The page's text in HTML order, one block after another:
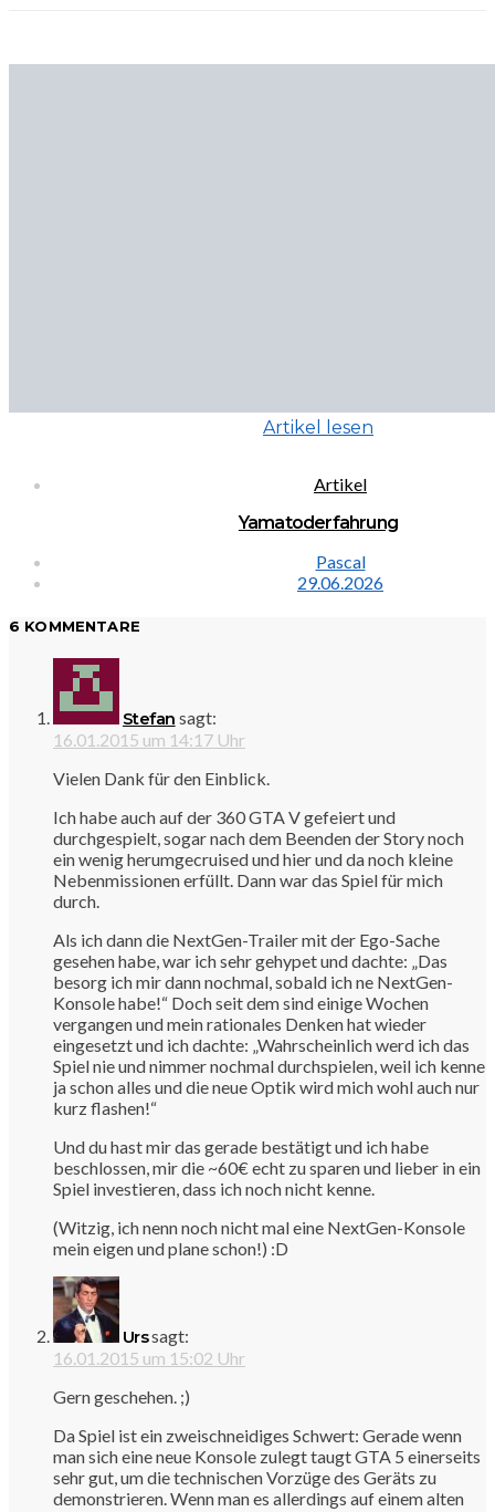
Artikel lesen
Artikel
Yamatoderfahrung
Pascal
29.06.2026
6 KOMMENTARE
Stefan sagt:
16.01.2015 um 14:17 Uhr
Vielen Dank für den Einblick.
Ich habe auch auf der 360 GTA V gefeiert und
durchgespielt, sogar nach dem Beenden der Story noch
ein wenig herumgecruised und hier und da noch kleine
Nebenmissionen erfüllt. Dann war das Spiel für mich
durch.
Als ich dann die NextGen-Trailer mit der Ego-Sache
gesehen habe, war ich sehr gehypet und dachte: „Das
besorg ich mir dann nochmal, sobald ich ne NextGen-
Konsole habe!“ Doch seit dem sind einige Wochen
vergangen und mein rationales Denken hat wieder
eingesetzt und ich dachte: „Wahrscheinlich werd ich das
Spiel nie und nimmer nochmal durchspielen, weil ich kenne
ja schon alles und die neue Optik wird mich wohl auch nur
kurz flashen!“
Und du hast mir das gerade bestätigt und ich habe
beschlossen, mir die ~60€ echt zu sparen und lieber in ein
Spiel investieren, dass ich noch nicht kenne.
(Witzig, ich nenn noch nicht mal eine NextGen-Konsole
mein eigen und plane schon!) :D
Urssagt:
16.01.2015 um 15:02 Uhr
Gern geschehen. ;)
Da Spiel ist ein zweischneidiges Schwert: Gerade wenn
man sich eine neue Konsole zulegt taugt GTA 5 einerseits
sehr gut, um die technischen Vorzüge des Geräts zu
demonstrieren. Wenn man es allerdings auf einem alten